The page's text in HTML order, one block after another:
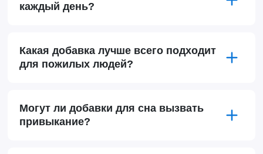
каждый день?
Какая добавка лучше всего подходит
для пожилых людей?
Могут ли добавки для сна вызвать
привыкание?